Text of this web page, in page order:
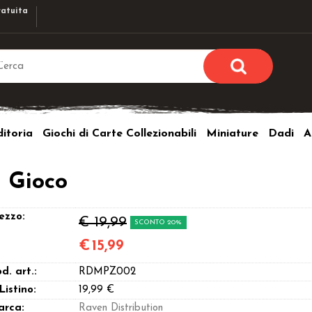
utente e la
Giochi di Carte Collezionabili Miniature Dadi
€ 19,99 SCONTO 20%
€ 15,99
art.:
RDMPZ002
19,99 €
Raven Distribution